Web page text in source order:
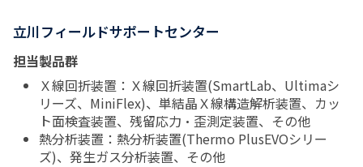
立川フィールドサポートセンター
担当製品群
Ｘ線回折装置：Ｘ線回折装置(SmartLab、Ultimaシ
リーズ、MiniFlex)、単結晶Ｘ線構造解析装置、カッ
ト面検査装置、残留応力・歪測定装置、その他
熱分析装置：熱分析装置(Thermo PlusEVOシリー
ズ)、発生ガス分析装置、その他